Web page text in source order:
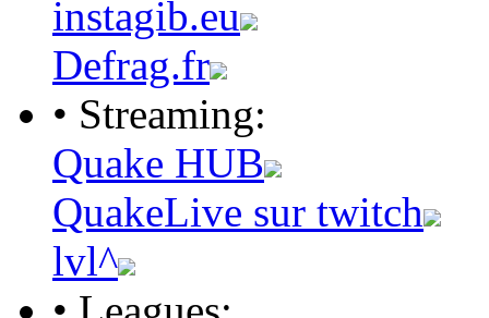
instagib.eu
Defrag.fr
• Streaming:
Quake HUB
QuakeLive sur twitch
lvl^